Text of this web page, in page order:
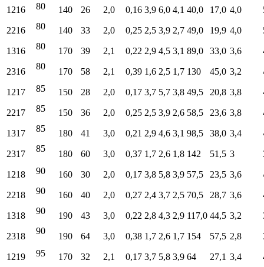
1216
80
80
80
80
140 26 2,0 0,16 3,9 6,0 4,1 40,0 17,0 4,0
2216 140 33 2,0 0,25 2,5 3,9 2,7 49,0 19,9 4,0
1316 170 39 2,1 0,22 2,9 4,5 3,1 89,0 33,0 3,6
2316 170 58 2,1 0,39 1,6 2,5 1,7 130 45,0 3,2
1217
85
85
85
85
150 28 2,0 0,17 3,7 5,7 3,8 49,5 20,8 3,8
2217 150 36 2,0 0,25 2,5 3,9 2,6 58,5 23,6 3,8
1317 180 41 3,0 0,21 2,9 4,6 3,1 98,5 38,0 3,4
2317 180 60 3,0 0,37 1,7 2,6 1,8 142 51,5 3
1218
90
90
90
90
160 30 2,0 0,17 3,8 5,8 3,9 57,5 23,5 3,6
2218 160 40 2,0 0,27 2,4 3,7 2,5 70,5 28,7 3,6
1318 190 43 3,0 0,22 2,8 4,3 2,9 117,0 44,5 3,2
2318 190 64 3,0 0,38 1,7 2,6 1,7 154 57,5 2,8
1219
95
170 32 2,1 0,17 3,7 5,8 3,9 64 27,1 3,4